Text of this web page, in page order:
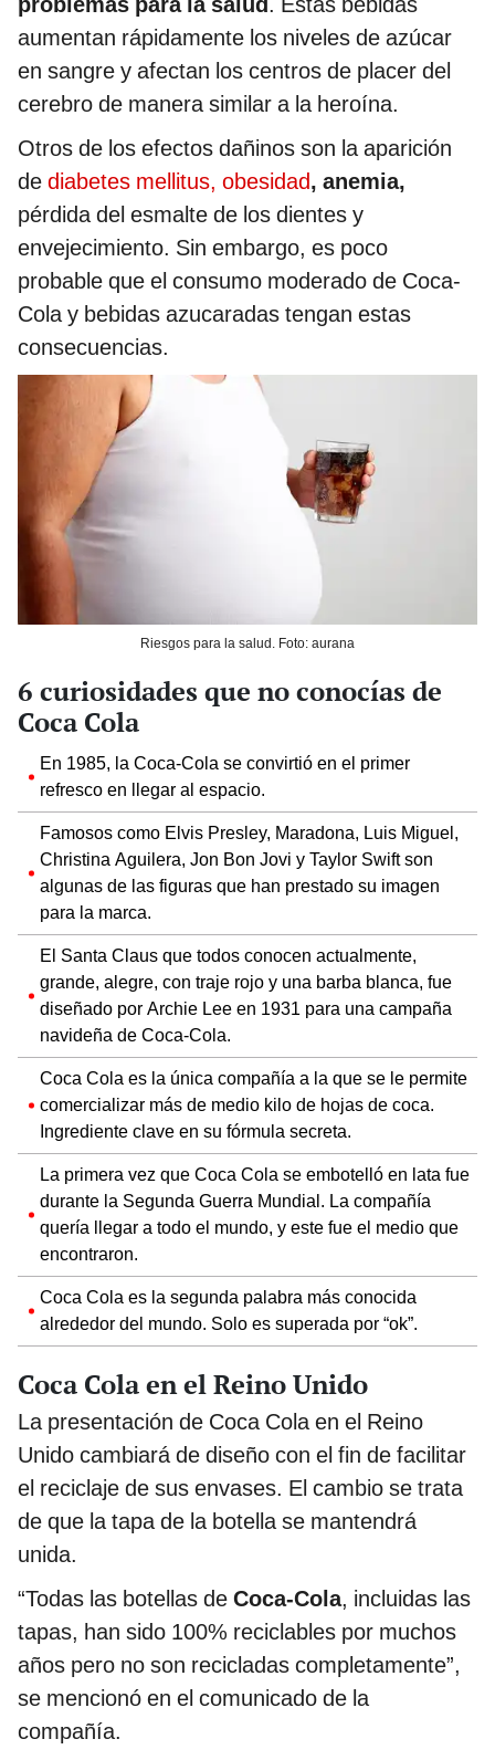
aumentan rápidamente los niveles de azúcar
en sangre y afectan los centros de placer del
cerebro de manera similar a la heroína.
Otros de los efectos dañinos son la aparición
de diabetes mellitus, obesidad, anemia,
pérdida del esmalte de los dientes y
envejecimiento. Sin embargo, es poco
probable que el consumo moderado de Coca-
Cola y bebidas azucaradas tengan estas
consecuencias.
Riesgos para la salud. Foto: aurana
6 curiosidades que no conocías de
Coca Cola
En 1985, la Coca-Cola se convirtió en el primer
refresco en llegar al espacio.
Famosos como Elvis Presley, Maradona, Luis Miguel,
Christina Aguilera, Jon Bon Jovi y Taylor Swift son
algunas de las figuras que han prestado su imagen
para la marca.
El Santa Claus que todos conocen actualmente,
grande, alegre, con traje rojo y una barba blanca, fue
diseñado por Archie Lee en 1931 para una campaña
navideña de Coca-Cola.
Coca Cola es la única compañía a la que se le permite
comercializar más de medio kilo de hojas de coca.
Ingrediente clave en su fórmula secreta.
La primera vez que Coca Cola se embotelló en lata fue
durante la Segunda Guerra Mundial. La compañía
quería llegar a todo el mundo, y este fue el medio que
encontraron.
Coca Cola es la segunda palabra más conocida
alrededor del mundo. Solo es superada por “ok”.
Coca Cola en el Reino Unido
La presentación de Coca Cola en el Reino
Unido cambiará de diseño con el fin de facilitar
el reciclaje de sus envases. El cambio se trata
de que la tapa de la botella se mantendrá
unida.
“Todas las botellas de Coca-Cola, incluidas las
tapas, han sido 100% reciclables por muchos
años pero no son recicladas completamente”,
se mencionó en el comunicado de la
compañía.